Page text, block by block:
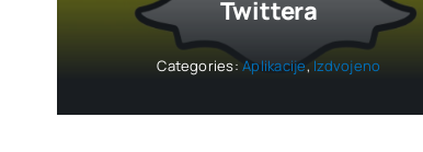
Twittera
Categories:Aplikacije, Izdvojeno